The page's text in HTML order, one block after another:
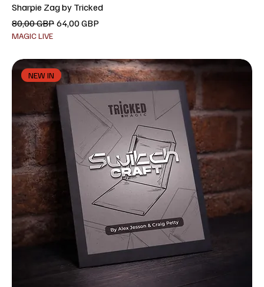
Sharpie Zag by Tricked
Precio
80,00 GBP Precio de oferta
64,00 GBP
MAGIC LIVE
NEW IN